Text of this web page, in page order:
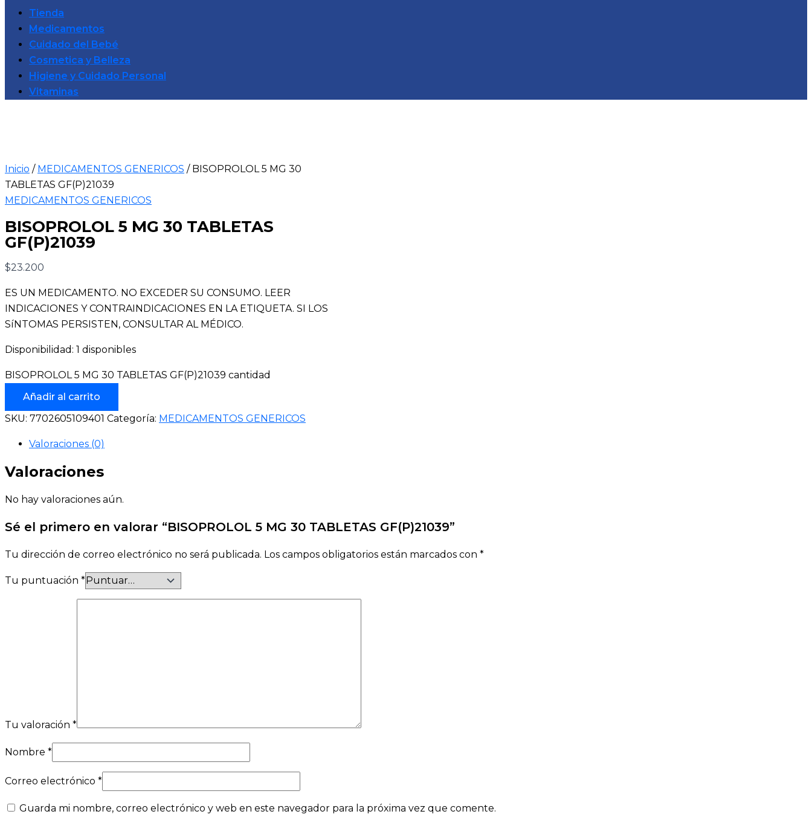
Tienda
Medicamentos
Cuidado del Bebé
Cosmetica y Belleza
Higiene y Cuidado Personal
Vitaminas
Inicio / MEDICAMENTOS GENERICOS / BISOPROLOL 5 MG 30
TABLETAS GF(P)21039
MEDICAMENTOS GENERICOS
BISOPROLOL 5 MG 30 TABLETAS
GF(P)21039
$23.200
ES UN MEDICAMENTO. NO EXCEDER SU CONSUMO. LEER
INDICACIONES Y CONTRAINDICACIONES EN LA ETIQUETA. SI LOS
SíNTOMAS PERSISTEN, CONSULTAR AL MÉDICO.
Disponibilidad: 1 disponibles
BISOPROLOL 5 MG 30 TABLETAS GF(P)21039 cantidad
Añadir al carrito
SKU: 7702605109401 Categoría: MEDICAMENTOS GENERICOS
Valoraciones (0)
Valoraciones
No hay valoraciones aún.
Sé el primero en valorar “BISOPROLOL 5 MG 30 TABLETAS GF(P)21039”
Tu dirección de correo electrónico no será publicada. Los campos obligatorios están marcados con *
Tu puntuación *
Tu valoración *
Nombre *
Correo electrónico *
Guarda mi nombre, correo electrónico y web en este navegador para la próxima vez que comente.